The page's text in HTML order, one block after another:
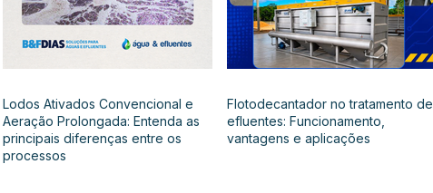
Lodos Ativados Convencional e
Aeração Prolongada: Entenda as
principais diferenças entre os
processos
Flotodecantador no tratamento de
efluentes: Funcionamento,
vantagens e aplicações